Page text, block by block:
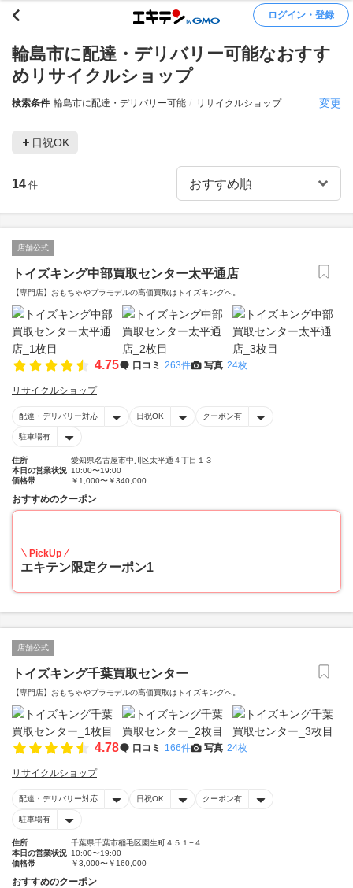
ログイン・登録
輪島市に配達・デリバリー可能なおすす
めリサイクルショップ
検索条件 輪島市に配達・デリバリー可能 リサイクルショップ 変更
日祝OK
14 件
店舗公式
トイズキング中部買取センター太平通店
【専門店】おもちゃやプラモデルの高価買取はトイズキングへ。‎
4.75 口コミ 263件 写真 24枚
リサイクルショップ
配達・デリバリー対応 日祝OK クーポン有
駐車場有
住所
愛知県名古屋市中川区太平通４丁目１３
本日の営業状況 10:00〜19:00
価格帯
￥1,000〜￥340,000
おすすめのクーポン
PickUp
エキテン限定クーポン1
店舗公式
トイズキング千葉買取センター
【専門店】おもちゃやプラモデルの高価買取はトイズキングへ。‎
4.78 口コミ 166件 写真 24枚
リサイクルショップ
配達・デリバリー対応 日祝OK クーポン有
駐車場有
住所
千葉県千葉市稲毛区園生町４５１−４
本日の営業状況 10:00〜19:00
価格帯
￥3,000〜￥160,000
おすすめのクーポン